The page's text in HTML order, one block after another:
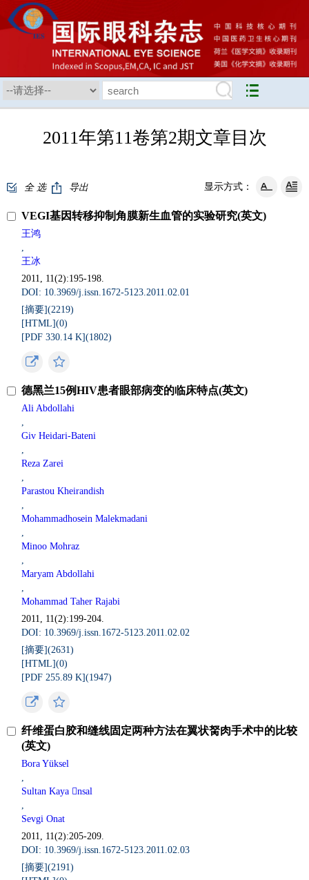
2011年第11卷第2期文章目次
全 选 导出 显示方式：
VEGI基因转移抑制角膜新生血管的实验研究(英文)
王鸿
,
王冰
2011, 11(2):195-198.
DOI: 10.3969/j.issn.1672-5123.2011.02.01
[摘要](2219)
[HTML](0)
[PDF 330.14 K](1802)
德黑兰15例HIV患者眼部病变的临床特点(英文)
Ali Abdollahi
,
Giv Heidari-Bateni
,
Reza Zarei
,
Parastou Kheirandish
,
Mohammadhosein Malekmadani
,
Minoo Mohraz
,
Maryam Abdollahi
,
Mohammad Taher Rajabi
2011, 11(2):199-204.
DOI: 10.3969/j.issn.1672-5123.2011.02.02
[摘要](2631)
[HTML](0)
[PDF 255.89 K](1947)
纤维蛋白胶和缝线固定两种方法在翼状胬肉手术中的比较
(英文)
Bora Yüksel
,
Sultan Kaya nsal
,
Sevgi Onat
2011, 11(2):205-209.
DOI: 10.3969/j.issn.1672-5123.2011.02.03
[摘要](2191)